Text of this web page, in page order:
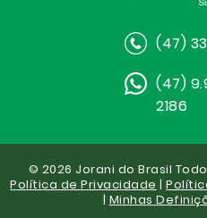
(47)
(47)
2186
© 2026 Jorani do Brasil
Política de Privacidade |
| Minhas